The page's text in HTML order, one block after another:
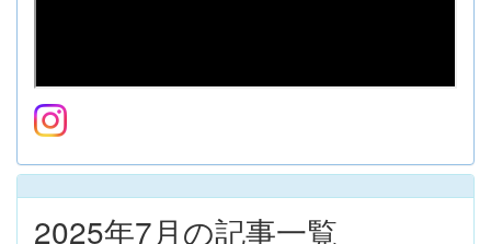
2025年7月の記事一覧